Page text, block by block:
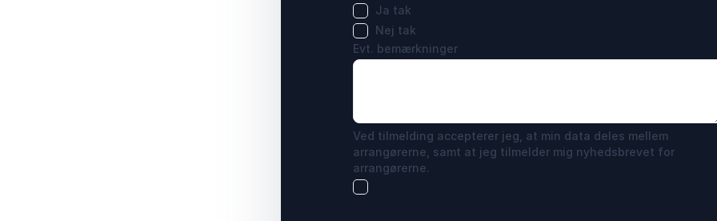
Ja tak
Nej tak
Evt. bemærkninger
Ved tilmelding accepterer jeg, at min data deles mellem
arrangørerne, samt at jeg tilmelder mig nyhedsbrevet for
arrangørerne.